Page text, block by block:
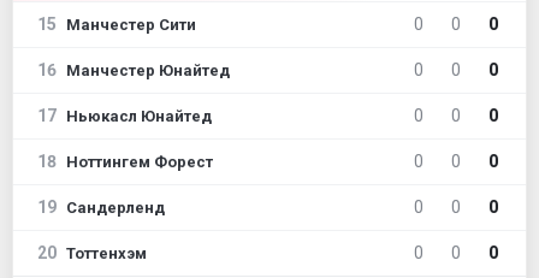
15 Манчестер Сити 0 0 0
16 Манчестер Юнайтед 0 0 0
17 Ньюкасл Юнайтед 0 0 0
18 Ноттингем Форест 0 0 0
19 Сандерленд 0 0 0
20 Тоттенхэм 0 0 0